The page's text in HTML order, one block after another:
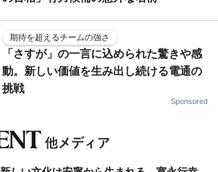
期待を超えるチームの強さ
「さすが」の一言に込められた驚きや感
動。新しい価値を生み出し続ける電通の
挑戦
Sponsored